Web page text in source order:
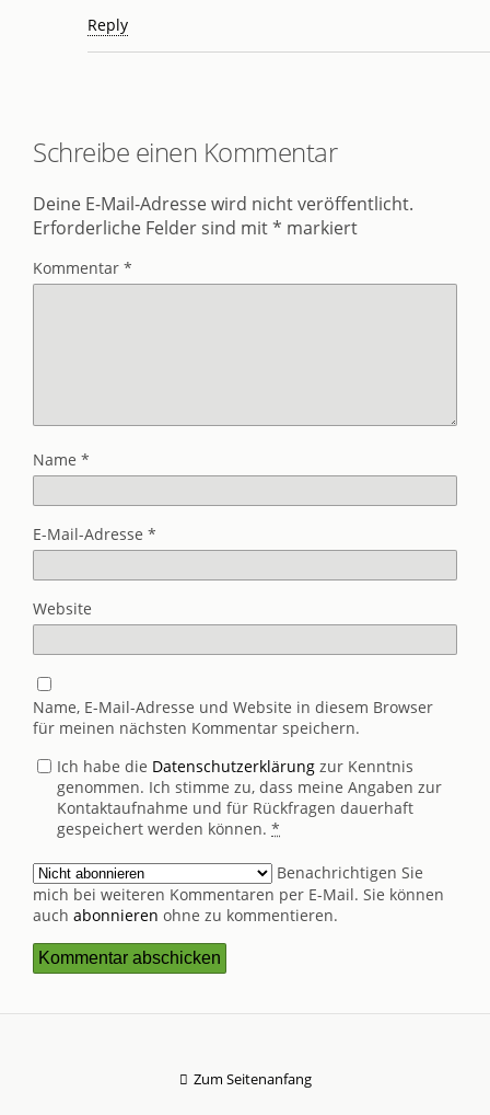
Reply
Schreibe einen Kommentar
Deine E-Mail-Adresse wird nicht veröffentlicht.
Erforderliche Felder sind mit* markiert
Kommentar *
Name *
E-Mail-Adresse *
Website
Name, E-Mail-Adresse und Website in diesem Browser
für meinen nächsten Kommentar speichern.
Ich habe die Datenschutzerklärung zur Kenntnis
genommen. Ich stimme zu, dass meine Angaben zur
Kontaktaufnahme und für Rückfragen dauerhaft
gespeichert werden können. *
Benachrichtigen Sie
mich bei weiteren Kommentaren per E-Mail. Sie können
auch abonnieren ohne zu kommentieren.
Zum Seitenanfang